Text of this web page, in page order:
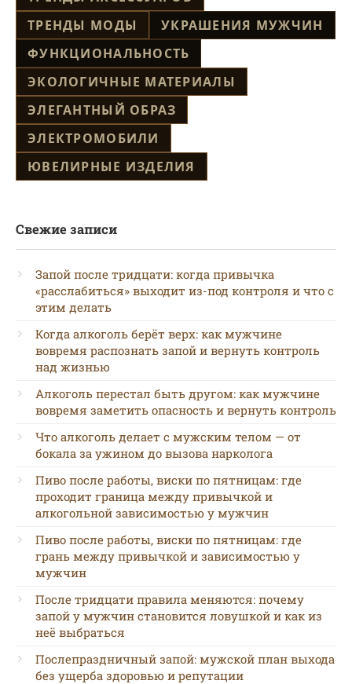
ТРЕНДЫ МОДЫ
УКРАШЕНИЯ МУЖЧИН
ФУНКЦИОНАЛЬНОСТЬ
ЭКОЛОГИЧНЫЕ МАТЕРИАЛЫ
ЭЛЕГАНТНЫЙ ОБРАЗ
ЭЛЕКТРОМОБИЛИ
ЮВЕЛИРНЫЕ ИЗДЕЛИЯ
Свежие записи
Запой после тридцати: когда привычка
«расслабиться» выходит из-под контроля и что с
этим делать
Когда алкоголь берёт верх: как мужчине
вовремя распознать запой и вернуть контроль
над жизнью
Алкоголь перестал быть другом: как мужчине
вовремя заметить опасность и вернуть контроль
Что алкоголь делает с мужским телом — от
бокала за ужином до вызова нарколога
Пиво после работы, виски по пятницам: где
проходит граница между привычкой и
алкогольной зависимостью у мужчин
Пиво после работы, виски по пятницам: где
грань между привычкой и зависимостью у
мужчин
После тридцати правила меняются: почему
запой у мужчин становится ловушкой и как из
неё выбраться
Послепраздничный запой: мужской план выхода
без ущерба здоровью и репутации